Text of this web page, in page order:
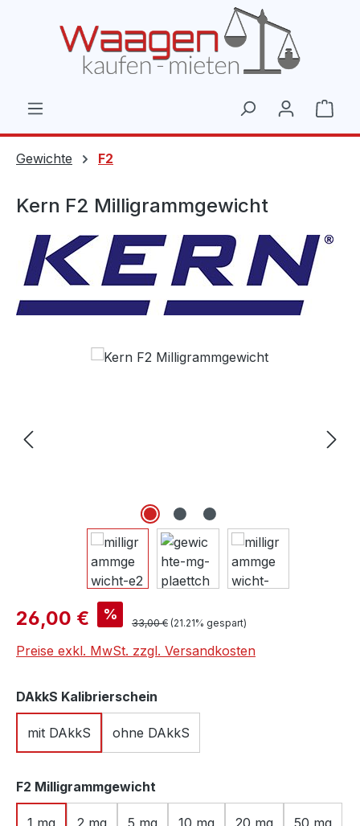
Gewichte F2
Kern F2 Milligrammgewicht
Bildergalerie überspringen
Verkaufspreis:
26,00 € % Regulärer Preis:
33,00 € (21.21% gespart)
Preise exkl. MwSt. zzgl. Versandkosten
DAkkS Kalibrierschein
mit DAkkS ohne DAkkS
F2 Milligrammgewicht